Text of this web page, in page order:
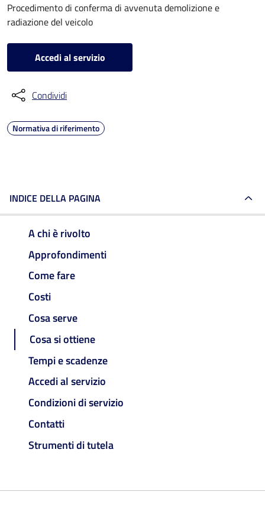
Procedimento di conferma di avvenuta demolizione e
radiazione del veicolo
Accedi al servizio
Condividi
Normativa di riferimento
INDICE DELLA PAGINA
A chi è rivolto
Approfondimenti
Come fare
Costi
Cosa serve
Cosa si ottiene
Tempi e scadenze
Accedi al servizio
Condizioni di servizio
Contatti
Strumenti di tutela